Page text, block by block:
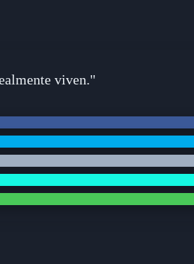
viven."